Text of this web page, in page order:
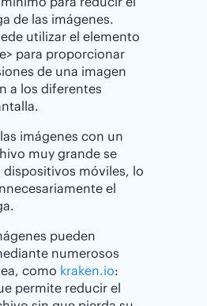
de las imágenes.
utilizar el elemento
para proporcionar
de una imagen
a los diferentes
imágenes con un
muy grande se
dispositivos móviles, lo
el
pueden
numerosos
como kraken.io:
permite reducir el